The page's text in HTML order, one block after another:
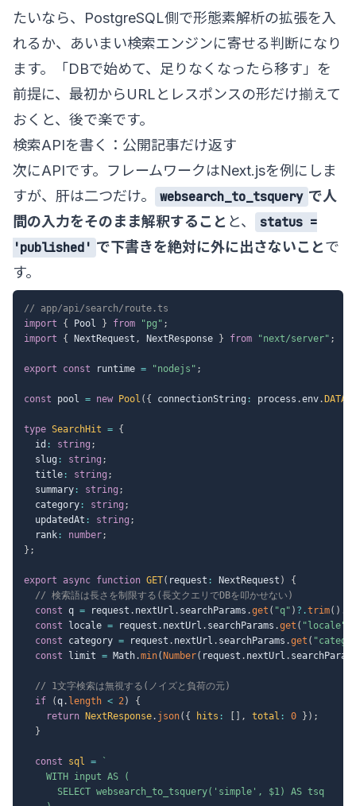
たいなら、PostgreSQL側で形態素解析の拡張を入
れるか、あいまい検索エンジンに寄せる判断になり
ます。「DBで始めて、足りなくなったら移す」を
前提に、最初からURLとレスポンスの形だけ揃えて
おくと、後で楽です。
検索APIを書く：公開記事だけ返す
次にAPIです。フレームワークはNext.jsを例にしま
すが、肝は二つだけ。
websearch_to_tsquery で人
間の入力をそのまま解釈すること と、
status =
'published' で下書きを絶対に外に出さないことで
す。
// app/api/search/route.ts
import
{ Pool } from "pg" ;
import
{ NextRequest , NextResponse } from "next/server" ;
export const runtime = "nodejs" ;
const pool = new Pool ( { connectionString : process .env.
type SearchHit = {
  id
: string ;
  slug
: string ;
  title
: string ;
  summary
: string ;
  category
: string ;
  updatedAt
: string ;
  rank
: number;
} ;
export async function GET( request : NextRequest )
{
// 検索語は長さを制限する(長文クエリでDBを叩かせない)
const q = request . nextUrl . searchParams .get ( "q" ) ?.trim( ) .
const locale = request . nextUrl . searchParams .get ( "locale"
const category = request . nextUrl . searchParams .get (
const limit = Math.min( Number( request . nextUrl .
// 1文字検索は無視する(ノイズと負荷の元)
if
(q. length < 2)
{
return NextResponse. json( { hits : , total : 0 } ) ;
}
const sql =
`
    WITH input AS (
      SELECT websearch_to_tsquery('simple', $1) AS tsq